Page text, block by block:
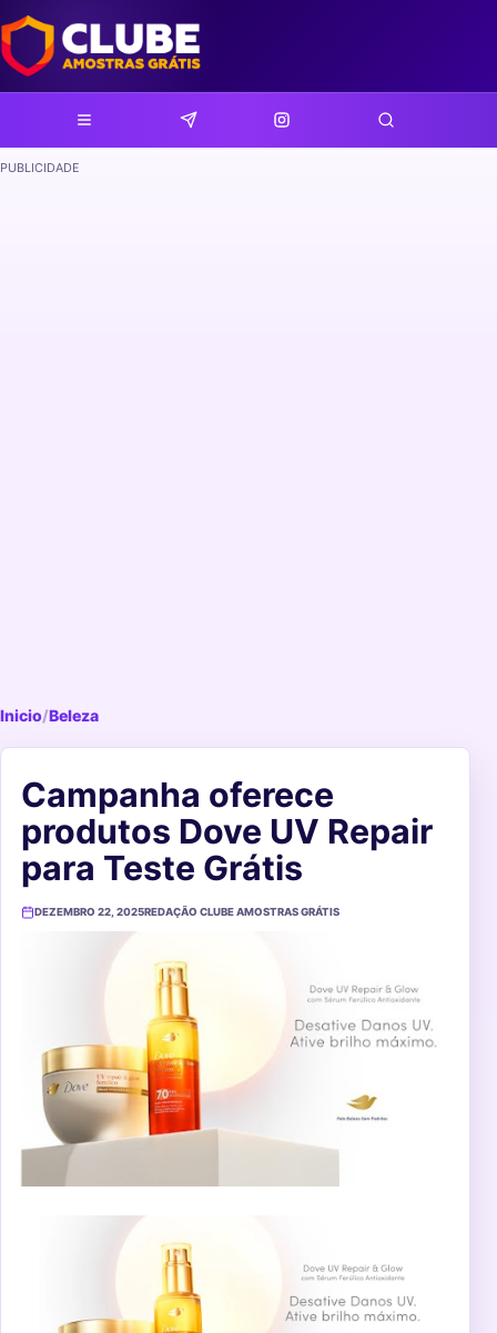
PUBLICIDADE
Inicio/Beleza
Campanha oferece
produtos Dove UV Repair
para Teste Grátis
DEZEMBRO 22, 2025REDAÇÃO CLUBE AMOSTRAS GRÁTIS